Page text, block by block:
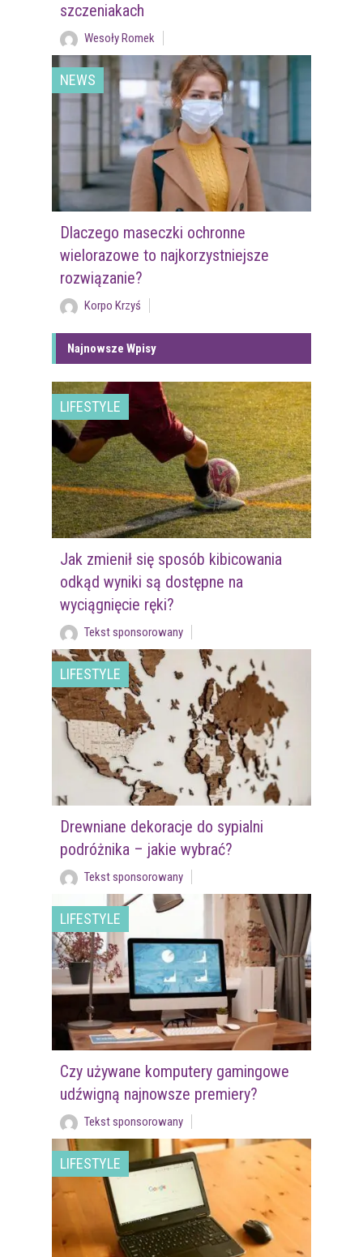
szczeniakach
Wesoły Romek
NEWS
Dlaczego maseczki ochronne
wielorazowe to najkorzystniejsze
rozwiązanie?
Korpo Krzyś
Najnowsze Wpisy
LIFESTYLE
Jak zmienił się sposób kibicowania
odkąd wyniki są dostępne na
wyciągnięcie ręki?
Tekst sponsorowany
LIFESTYLE
Drewniane dekoracje do sypialni
podróżnika – jakie wybrać?
Tekst sponsorowany
LIFESTYLE
Czy używane komputery gamingowe
udźwigną najnowsze premiery?
Tekst sponsorowany
LIFESTYLE